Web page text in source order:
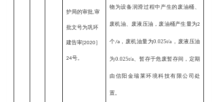
护局的审批,审
批文号为巩环
建告审[2020］
24号。
物为设备润滑过程中产生的 废油桶
废机油、废液压油， 废油桶产生量为2
个/a， 废机油量为0.025t/a，废液压油
为0.025t/a 、暂存于危废暂存间，定期
由 信阳金瑞莱环境科技有限公司处
置